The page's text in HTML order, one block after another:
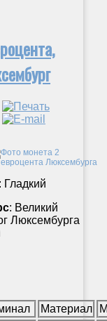
: Гладкий
: Великий
Люксембурга
Материал